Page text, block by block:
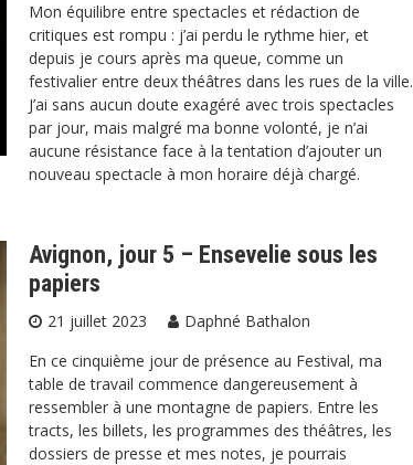
Mon équilibre entre spectacles et rédaction de
critiques est rompu : j’ai perdu le rythme hier, et
depuis je cours après ma queue, comme un
festivalier entre deux théâtres dans les rues de la ville.
J’ai sans aucun doute exagéré avec trois spectacles
par jour, mais malgré ma bonne volonté, je n’ai
aucune résistance face à la tentation d’ajouter un
nouveau spectacle à mon horaire déjà chargé.
Avignon, jour 5 – Ensevelie sous les
papiers
21 juillet 2023
Daphné Bathalon
En ce cinquième jour de présence au Festival, ma
table de travail commence dangereusement à
ressembler à une montagne de papiers. Entre les
tracts, les billets, les programmes des théâtres, les
dossiers de presse et mes notes, je pourrais